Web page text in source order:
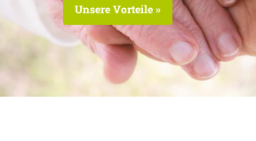
Unsere Vorteile »